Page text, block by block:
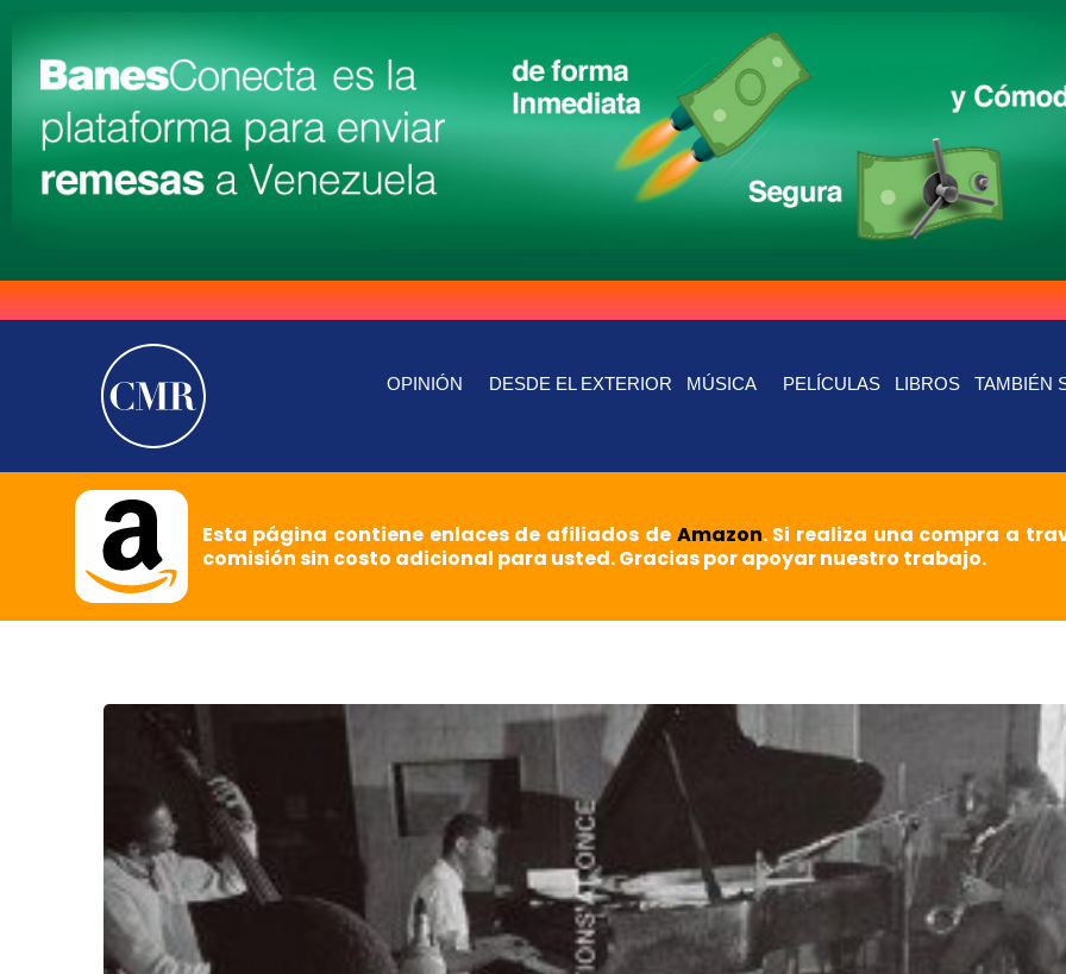
OPINIÓN DESDE EL EXTERIOR MÚSICA PELÍCULAS LIBROS TAMBIÉN
Esta página contiene enlaces de afiliados de Amazon. Si realiza una compra a
comisión sin costo adicional para usted. Gracias por apoyar nuestro trabajo.